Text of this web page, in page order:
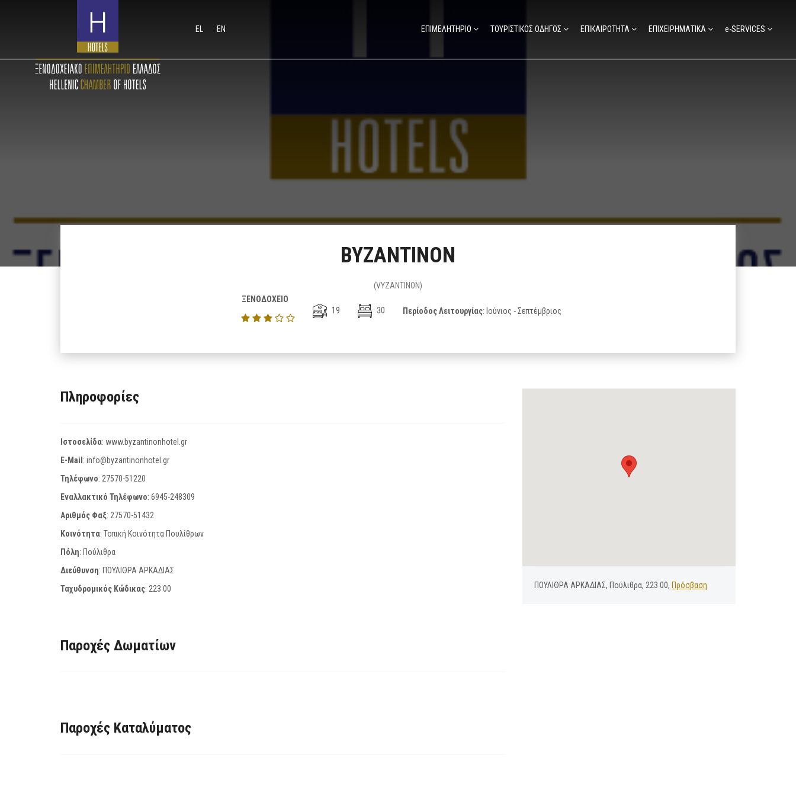
EL EN ΕΠΙΜΕΛΗΤΗΡΙΟ ΤΟΥΡΙΣΤΙΚΟΣ ΟΔΗΓΟΣ ΕΠΙΚΑΙΡΟΤΗΤΑ ΕΠΙΧΕΙΡΗΜΑΤΙΚΑ e-SERVICES
ΒΥΖΑΝΤΙΝΟΝ
(VYZANTINON)
ΞΕΝΟΔΟΧΕΙΟ
19
30 Περίοδος Λειτουργίας: Ιούνιος - Σεπτέμβριος
Πληροφορίες
Ιστοσελίδα: www.byzantinonhotel.gr
E-Mail : info@byzantinonhotel.gr
Τηλέφωνο: 27570-51220
Εναλλακτικό Τηλέφωνο: 6945-248309
Αριθμός Φαξ: 27570-51432
Κοινότητα: Τοπική Κοινότητα Πουλίθρων
Πόλη: Πούλιθρα
Διεύθυνση: ΠΟΥΛΙΘΡΑ ΑΡΚΑΔΙΑΣ
Ταχυδρομικός Κώδικας: 223 00
Παροχές Δωματίων
Παροχές Καταλύματος
ΠΟΥΛΙΘΡΑ ΑΡΚΑΔΙΑΣ, Πούλιθρα, 223 00, Πρόσβαση